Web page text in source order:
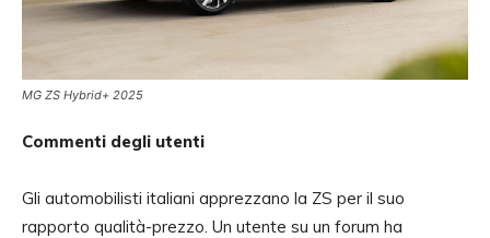
MG ZS Hybrid+ 2025
Commenti degli utenti
Gli automobilisti italiani apprezzano la ZS per il suo
rapporto qualità-prezzo. Un utente su un forum ha